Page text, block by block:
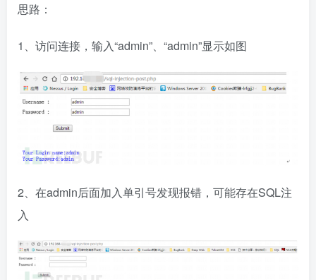
思路：
1、访问连接，输入“admin”、“admin”显示如图
2、在admin后面加入单引号发现报错，可能存在SQL注
入